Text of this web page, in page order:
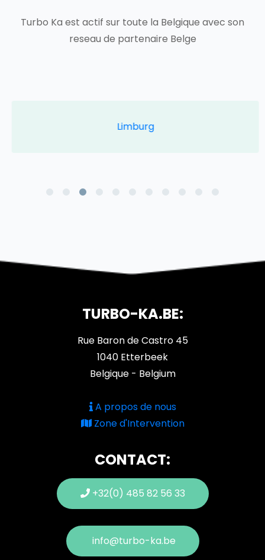
Turbo Ka est actif sur toute la Belgique avec son
reseau de partenaire Belge
Limburg
TURBO-KA.BE:
Rue Baron de Castro 45
1040 Etterbeek
Belgique - Belgium
A propos de nous
Zone d'Intervention
CONTACT:
+32(0) 485 82 56 33
info@turbo-ka.be